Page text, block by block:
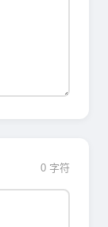
0 字符